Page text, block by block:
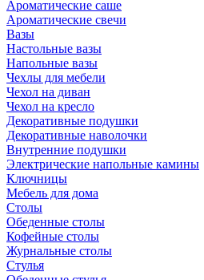
Ароматические саше
Ароматические свечи
Вазы
Настольные вазы
Напольные вазы
Чехлы для мебели
Чехол на диван
Чехол на кресло
Декоративные подушки
Декоративные наволочки
Внутренние подушки
Электрические напольные камины
Ключницы
Мебель для дома
Столы
Обеденные столы
Кофейные столы
Журнальные столы
Стулья